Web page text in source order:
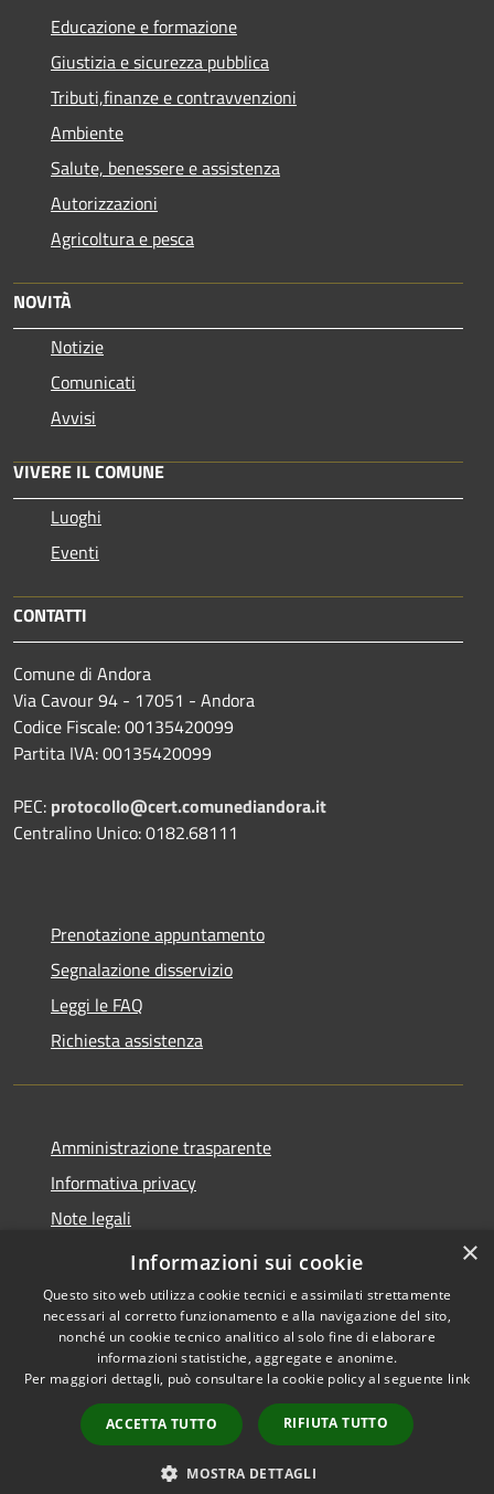
Educazione e formazione
Giustizia e sicurezza pubblica
Tributi,finanze e contravvenzioni
Ambiente
Salute, benessere e assistenza
Autorizzazioni
Agricoltura e pesca
NOVITÀ
Notizie
Comunicati
Avvisi
VIVERE IL COMUNE
Luoghi
Eventi
CONTATTI
Comune di Andora
Via Cavour 94 - 17051 - Andora
Codice Fiscale: 00135420099
Partita IVA: 00135420099
PEC: protocollo@cert.comunediandora.it
Centralino Unico: 0182.68111
Prenotazione appuntamento
Segnalazione disservizio
Leggi le FAQ
Richiesta assistenza
Amministrazione trasparente
Informativa privacy
Note legali
Dichiarazione di accessibilità
Accessibilità
Copyright © 2026 • Comune di
Andora • Powered by
Municipium•
Accesso
redazione
×
Informazioni sui cookie
Questo sito web utilizza cookie tecnici e assimilati strettamente
necessari al corretto funzionamento e alla navigazione del sito,
nonché un cookie tecnico analitico al solo fine di elaborare
informazioni statistiche, aggregate e anonime.
Per maggiori dettagli, può consultare la cookie policy al seguente link
ACCETTA TUTTO RIFIUTA TUTTO
MOSTRA DETTAGLI